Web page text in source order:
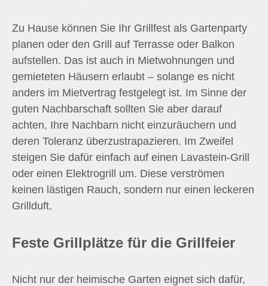
Zu Hause können Sie Ihr Grillfest als Gartenparty
planen oder den Grill auf Terrasse oder Balkon
aufstellen. Das ist auch in Mietwohnungen und
gemieteten Häusern erlaubt – solange es nicht
anders im Mietvertrag festgelegt ist. Im Sinne der
guten Nachbarschaft sollten Sie aber darauf
achten, Ihre Nachbarn nicht einzuräuchern und
deren Toleranz überzustrapazieren. Im Zweifel
steigen Sie dafür einfach auf einen Lavastein-Grill
oder einen Elektrogrill um. Diese verströmen
keinen lästigen Rauch, sondern nur einen leckeren
Grillduft.
Feste Grillplätze für die Grillfeier
Nicht nur der heimische Garten eignet sich dafür,